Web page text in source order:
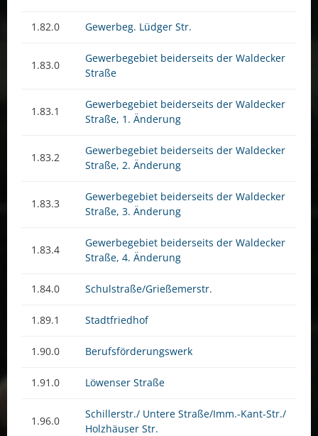
1.82.0 Gewerbeg. Lüdger Str.
1.83.0
Gewerbegebiet beiderseits der Waldecker
Straße
1.83.1
Gewerbegebiet beiderseits der Waldecker
Straße, 1. Änderung
1.83.2
Gewerbegebiet beiderseits der Waldecker
Straße, 2. Änderung
1.83.3
Gewerbegebiet beiderseits der Waldecker
Straße, 3. Änderung
1.83.4
Gewerbegebiet beiderseits der Waldecker
Straße, 4. Änderung
1.84.0 Schulstraße/Grießemerstr.
1.89.1 Stadtfriedhof
1.90.0 Berufsförderungswerk
1.91.0 Löwenser Straße
1.96.0
Schillerstr./ Untere Straße/Imm.-Kant-Str./
Holzhäuser Str.